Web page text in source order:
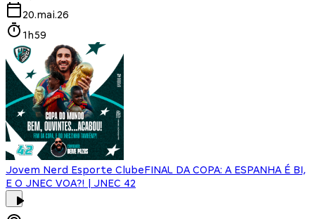
20.mai.26
1h59
Jovem Nerd Esporte ClubeFINAL DA COPA: A ESPANHA É BI,
E O JNEC VOA?! | JNEC 42